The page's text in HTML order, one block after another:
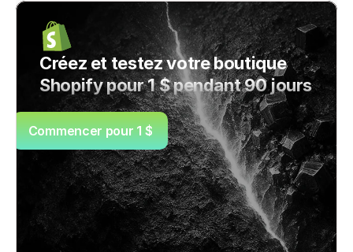
Créez et testez votre boutique
Shopify pour 1 $ pendant 90 jours
Commencer pour 1 $